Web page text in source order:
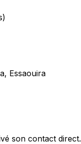
)
Essaouira
son contact direct.